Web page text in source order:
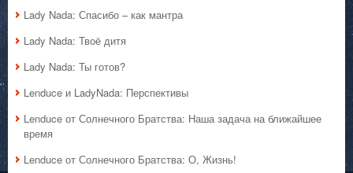
Lady Nada: Спасибо – как мантра
Lady Nada: Твоё дитя
Lady Nada: Ты готов?
Lenduce и LadyNada: Перспективы
Lenduce от Солнечного Братства: Наша задача на ближайшее
время
Lenduce от Солнечного Братства: О, Жизнь!